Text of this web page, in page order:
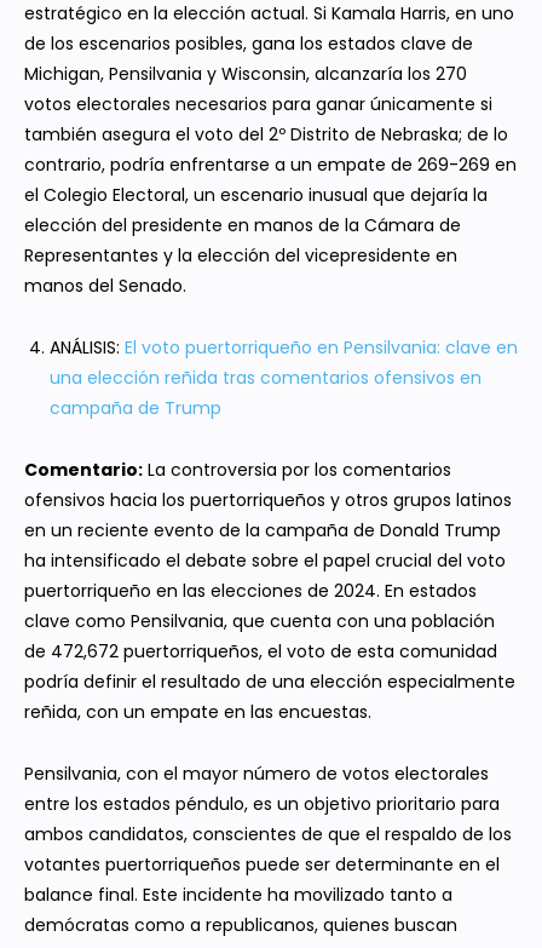
estratégico en la elección actual. Si Kamala Harris, en uno
de los escenarios posibles, gana los estados clave de
Michigan, Pensilvania y Wisconsin, alcanzaría los 270
votos electorales necesarios para ganar únicamente si
también asegura el voto del 2º Distrito de Nebraska; de lo
contrario, podría enfrentarse a un empate de 269-269 en
el Colegio Electoral, un escenario inusual que dejaría la
elección del presidente en manos de la Cámara de
Representantes y la elección del vicepresidente en
manos del Senado.
ANÁLISIS: El voto puertorriqueño en Pensilvania: clave en
una elección reñida tras comentarios ofensivos en
campaña de Trump
Comentario: La controversia por los comentarios
ofensivos hacia los puertorriqueños y otros grupos latinos
en un reciente evento de la campaña de Donald Trump
ha intensificado el debate sobre el papel crucial del voto
puertorriqueño en las elecciones de 2024. En estados
clave como Pensilvania, que cuenta con una población
de 472,672 puertorriqueños, el voto de esta comunidad
podría definir el resultado de una elección especialmente
reñida, con un empate en las encuestas.
Pensilvania, con el mayor número de votos electorales
entre los estados péndulo, es un objetivo prioritario para
ambos candidatos, conscientes de que el respaldo de los
votantes puertorriqueños puede ser determinante en el
balance final. Este incidente ha movilizado tanto a
demócratas como a republicanos, quienes buscan